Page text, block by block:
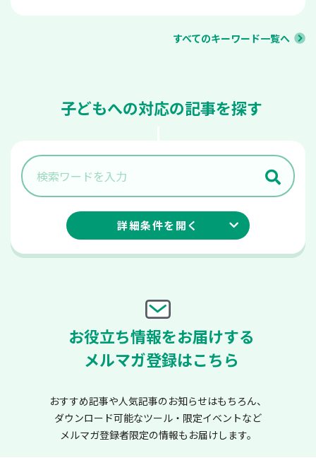
すべてのキーワード一覧へ
子どもへの対応の記事を探す
詳細条件を開く
お役立ち情報をお届けする
メルマガ登録はこちら
おすすめ記事や人気記事のお知らせはもちろん、
ダウンロード可能なツール・限定イベントなど
メルマガ登録者限定の情報もお届けします。